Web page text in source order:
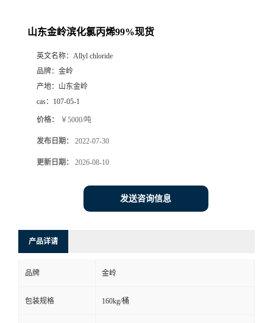
山东金岭滨化氯丙烯99%现货
英文名称： Allyl chloride
品牌： 金岭
产地： 山东金岭
cas： 107-05-1
价格： ￥5000/吨
发布日期： 2022-07-30
更新日期： 2026-08-10
发送咨询信息
产品详请
品牌 金岭
包装规格 160kg/桶